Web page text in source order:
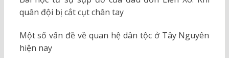
quân đội bị cắt cụt chân tay
Một số vấn đề về quan hệ dân tộc ở Tây Nguyên
hiện nay